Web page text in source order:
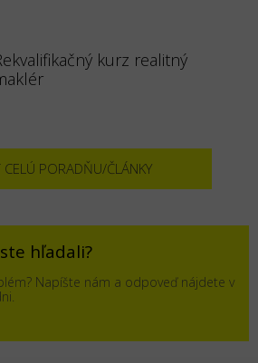
kurz realitný
PORADŇU/ČLÁNKY
hľadali?
Napíšte nám a odpoveď nájdete v